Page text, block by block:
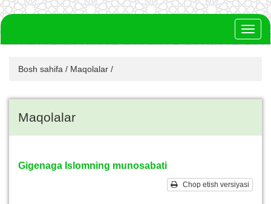
Bosh sahifa / Maqolalar /
Maqolalar
Gigenaga Islomning munosabati
Chop etish versiyasi